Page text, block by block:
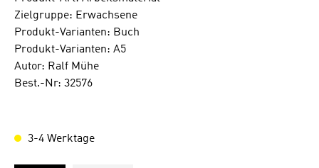
Zielgruppe: Erwachsene
Produkt-Varianten: Buch
Produkt-Varianten: A5
Autor: Ralf Mühe
Best.-Nr: 32576
3-4 Werktage